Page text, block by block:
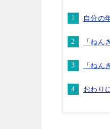
自分の
「ねん
「ね
おわり